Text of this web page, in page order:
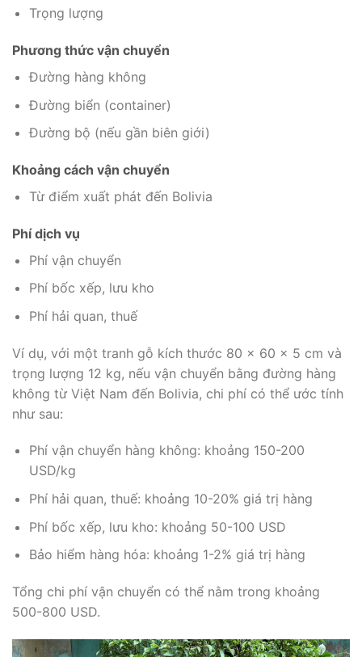
Trọng lượng
Phương thức vận chuyển
Đường hàng không
Đường biển (container)
Đường bộ (nếu gần biên giới)
Khoảng cách vận chuyển
Từ điểm xuất phát đến Bolivia
Phí dịch vụ
Phí vận chuyển
Phí bốc xếp, lưu kho
Phí hải quan, thuế
Ví dụ, với một tranh gỗ kích thước 80 x 60 x 5 cm và
trọng lượng 12 kg, nếu vận chuyển bằng đường hàng
không từ Việt Nam đến Bolivia, chi phí có thể ước tính
như sau:
Phí vận chuyển hàng không: khoảng 150-200
USD/kg
Phí hải quan, thuế: khoảng 10-20% giá trị hàng
Phí bốc xếp, lưu kho: khoảng 50-100 USD
Bảo hiểm hàng hóa: khoảng 1-2% giá trị hàng
Tổng chi phí vận chuyển có thể nằm trong khoảng
500-800 USD.